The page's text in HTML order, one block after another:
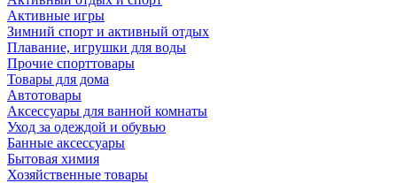
Активные игры
Зимний спорт и активный отдых
Плавание, игрушки для воды
Прочие спорттовары
Товары для дома
Автотовары
Аксессуары для ванной комнаты
Уход за одеждой и обувью
Банные аксессуары
Бытовая химия
Хозяйственные товары